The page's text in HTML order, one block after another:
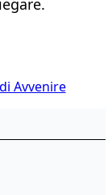
Avvenire